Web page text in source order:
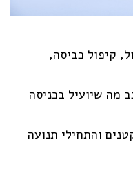
קיפול כביסה,
מה שיועיל בכניסה
והתחילי תנועה